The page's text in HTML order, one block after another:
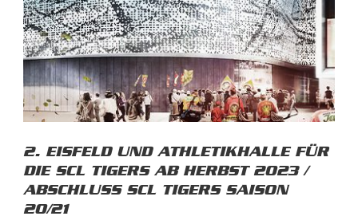
2. EISFELD UND ATHLETIKHALLE FÜR
DIE SCL TIGERS AB HERBST 2023 /
ABSCHLUSS SCL TIGERS SAISON
20/21